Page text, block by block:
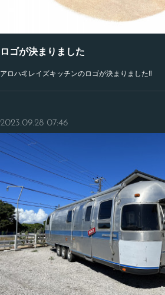
ロゴが決まりました
アロハ🤙レイズキッチンのロゴが決まりました‼️
2023.09.28 07:46